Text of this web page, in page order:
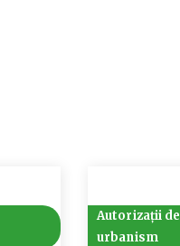
Autorizații
urbanism